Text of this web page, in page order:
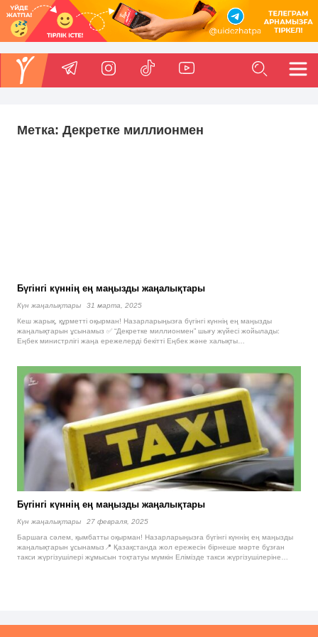
Метка: Декретке миллионмен
Бүгінгі күннің ең маңызды жаңалықтары
Күн жаңалықтары
31 марта, 2025
Кеш жарық, құрметті оқырман! Назарларыңызға бүгінгі күннің ең маңызды
жаңалықтарын ұсынамыз ✅ “Декретке миллионмен” шығу жүйесі жойылады:
Еңбек министрлігі жаңа ережелерді бекітті Еңбек және халықты…
Бүгінгі күннің ең маңызды жаңалықтары
Күн жаңалықтары
27 февраля, 2025
Баршаға сәлем, қымбатты оқырман! Назарларыңызға бүгінгі күннің ең маңызды
жаңалықтарын ұсынамыз📍 Қазақстанда жол ережесін бірнеше мәрте бұзған
такси жүргізушілері жұмысын тоқтатуы мүмкін Елімізде такси жүргізушілеріне…